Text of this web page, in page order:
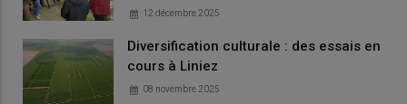
12 décembre 2025
Diversification culturale : des essais en
cours à Liniez
08 novembre 2025